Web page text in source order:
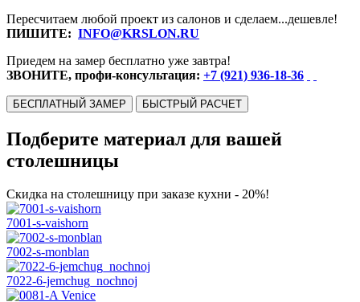
Пересчитаем любой проект из салонов и сделаем...дешевле!
ПИШИТЕ: INFO@KRSLON.RU
Приедем на замер бесплатно уже завтра!
ЗВОНИТЕ, профи-консультация: +7 (921) 936-18-36
БЕСПЛАТНЫЙ ЗАМЕР БЫСТРЫЙ РАСЧЕТ
Подберите материал для вашей
столешницы
Скидка на столешницу при заказе кухни - 20%!
7001-s-vaishorn
7002-s-monblan
7022-6-jemchug_nochnoj